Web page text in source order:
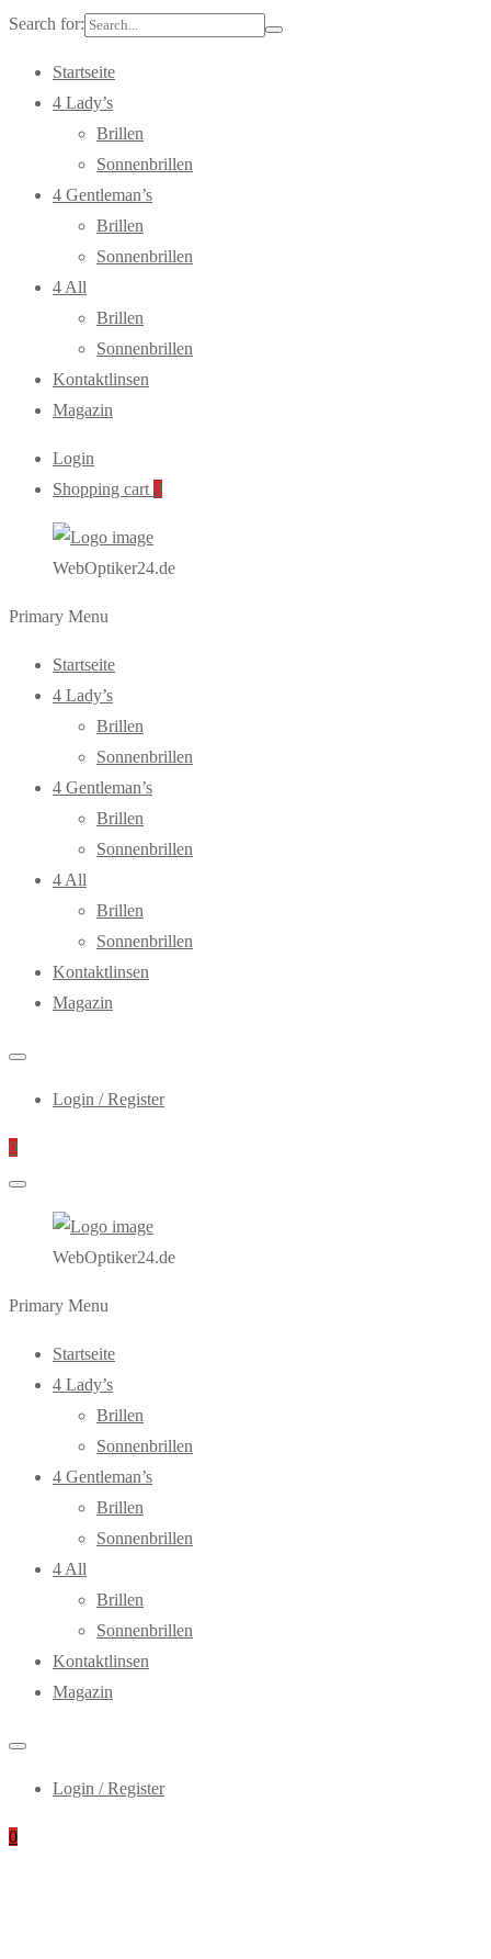
Search for:
Startseite
4 Lady’s
Brillen
Sonnenbrillen
4 Gentleman’s
Brillen
Sonnenbrillen
4 All
Brillen
Sonnenbrillen
Kontaktlinsen
Magazin
Login
Shopping cart 0
WebOptiker24.de
Primary Menu
Startseite
4 Lady’s
Brillen
Sonnenbrillen
4 Gentleman’s
Brillen
Sonnenbrillen
4 All
Brillen
Sonnenbrillen
Kontaktlinsen
Magazin
Login / Register
0
WebOptiker24.de
Primary Menu
Startseite
4 Lady’s
Brillen
Sonnenbrillen
4 Gentleman’s
Brillen
Sonnenbrillen
4 All
Brillen
Sonnenbrillen
Kontaktlinsen
Magazin
Login / Register
0